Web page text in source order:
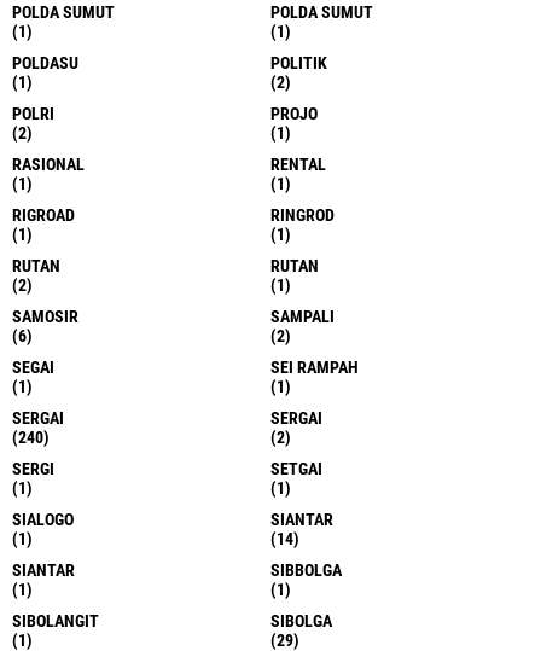
POLDA SUMUT
(1)
POLDA SUMUT
(1)
POLDASU
(1)
POLITIK
(2)
POLRI
(2)
PROJO
(1)
RASIONAL
(1)
RENTAL
(1)
RIGROAD
(1)
RINGROD
(1)
RUTAN
(2)
RUTAN
(1)
SAMOSIR
(6)
SAMPALI
(2)
SEGAI
(1)
SEI RAMPAH
(1)
SERGAI
(240)
SERGAI
(2)
SERGI
(1)
SETGAI
(1)
SIALOGO
(1)
SIANTAR
(14)
SIANTAR
(1)
SIBBOLGA
(1)
SIBOLANGIT
(1)
SIBOLGA
(29)